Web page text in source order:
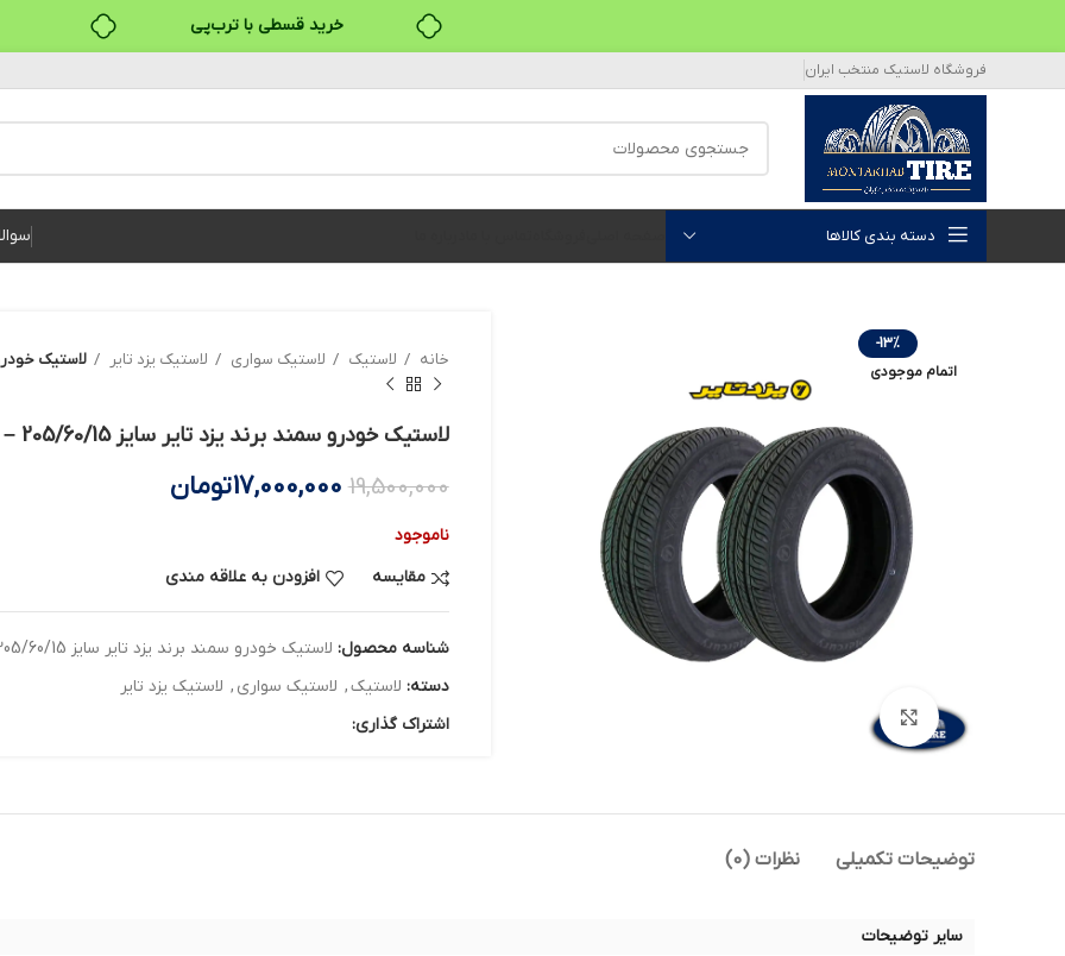
خرید قسطی با ترب‌پی
بدون ضامن، بدون سود
خرید قسطی با ترب‌پی
فروشگاه لاستیک منتخب ایران
دسته بندی کالاها
-13%
اتمام موجودی
بزرگنمایی تصویر
خانه لاستیک لاستیک سواری لاستیک یزد تایر لاستیک خودرو سمند
لاستیک خودرو سمند برند یزد تایر سایز 205/60/15 – دو حلقه
19,500,000
17,000,000تومان
ناموجود
مقایسه
افزودن به علاقه مندی
شناسه محصول: لاستیک خودرو سمند برند یزد تایر سایز 205/60/15 - دو حلقه
دسته: لاستیک, لاستیک سواری , لاستیک یزد تایر
اشتراک گذاری:
توضیحات تکمیلی نظرات (0)
سایر توضیحات